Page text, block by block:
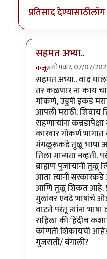
प्रतिसाद देण्यासाठी
सहमत अभ्या..
कंजूससोमवार, 07/07/
In reply toप्रश्न
सहमत अभ्या.. वाद
तर कळणार ना काय
गोकर्ण, उडुपी इकडे
आपली मराठी. शिवाय
राहणाऱ्यांना
कारवार गोकर्ण
मंगळुरूकडे तुळू भाषा
तिला मान्यता नव्हती.
ब्राह्मण पुजाऱ्यांनी
आता त्यांनी
आणि तुळू शिकत आहे.
मुलांवर एवढे भाषांचे
वाटते परंतू त्यांना
राहिला की हिंदीच
कोणती शिकायची
गुजराती/ बंगाली?